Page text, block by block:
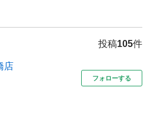
投稿105件
店
フォローする